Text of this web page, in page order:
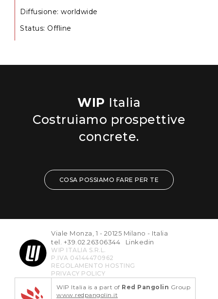
Diffusione: worldwide
Status: Offline
WIP Italia
Costruiamo prospettive
concrete.
COSA POSSIAMO FARE PER TE
Viale Monza, 1 - 20125 Milano - Italia
tel. +39.02.26306344
Linkedin
WIP ITALIA S.R.L.
P.IVA 04144470962
REGOLAMENTO HOSTING
PRIVACY POLICY
WIP Italia is a part of Red Pangolin Group
www.redpangolin.it